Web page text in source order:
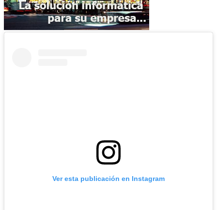
Ver esta publicación en Instagram